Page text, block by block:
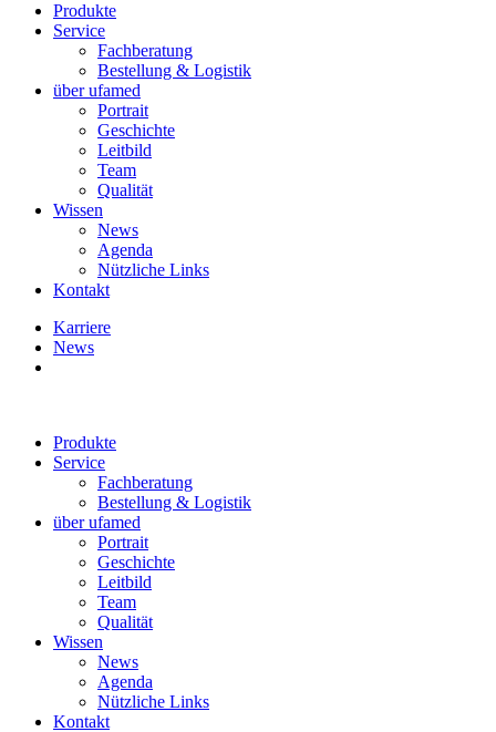
Produkte
Service
Fachberatung
Bestellung & Logistik
über ufamed
Portrait
Geschichte
Leitbild
Team
Qualität
Wissen
News
Agenda
Nützliche Links
Kontakt
Karriere
News
Produkte
Service
Fachberatung
Bestellung & Logistik
über ufamed
Portrait
Geschichte
Leitbild
Team
Qualität
Wissen
News
Agenda
Nützliche Links
Kontakt